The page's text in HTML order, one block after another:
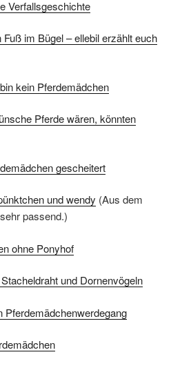
Verfallsgeschichte
Fuß im Bügel – ellebil erzählt euch
kein Pferdemädchen
Pferde wären, könnten
gescheitert
und wendy (Aus dem
passend.)
ohne Ponyhof
und Dornenvögeln
Pferdemädchenwerdegang